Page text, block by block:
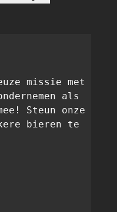
missie met
als
Steun onze
bieren te